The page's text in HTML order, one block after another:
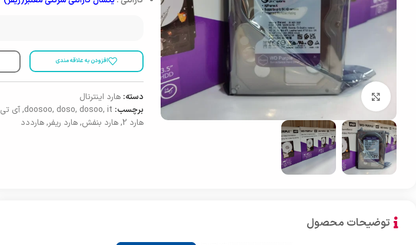
بزرگنمایی تصویر
افزودن به علاقه مندی
دسته: هارد اینترنال
برچسب:
doosoo, doso, dosoo, it
, آی تی
هارد 2
, هارد بنفش, هارد ریفر, هارددد
توضیحات محصول